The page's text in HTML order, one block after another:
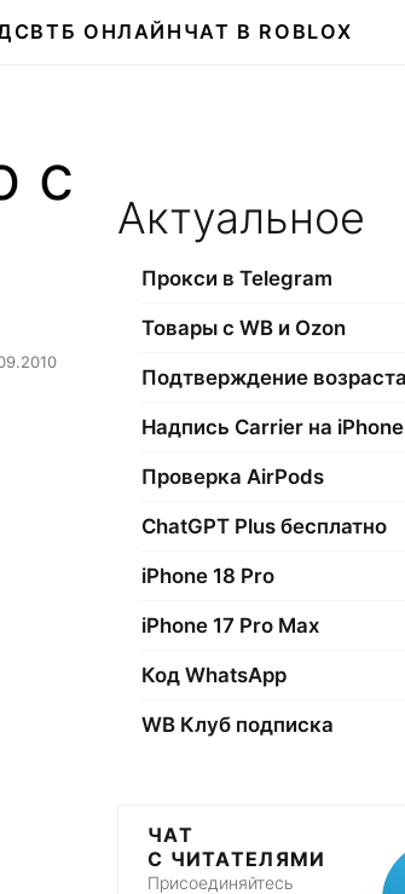
ВТБ ОНЛАЙН ЧАТ В ROBLOX
с
Актуальное
Прокси в Telegram
Товары с WB и Ozon
Надпись Carrier на iPhone
Проверка AirPods
ChatGPT Plus бесплатно
iPhone 18 Pro
iPhone 17 Pro Max
Код WhatsApp
WB Клуб подписка
ЧАТ
С ЧИТАТЕЛЯМИ
Присоединяйтесь